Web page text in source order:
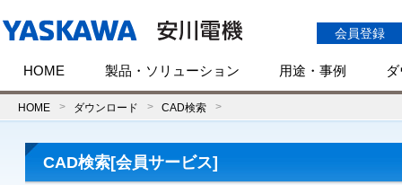
会員登録
HOME 製品・ソリューション 用途・事例
HOME ダウンロード CAD検索
CAD検索[会員サービス]